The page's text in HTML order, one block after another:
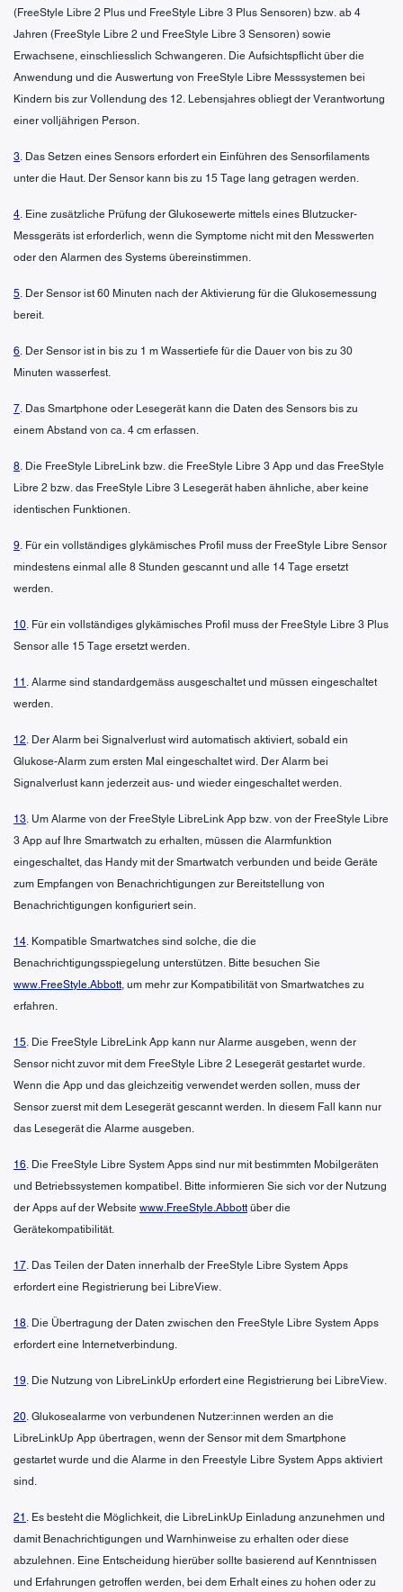
(FreeStyle Libre 2 Plus und FreeStyle Libre 3 Plus Sensoren) bzw. ab 4
Jahren (FreeStyle Libre 2 und FreeStyle Libre 3 Sensoren) sowie
Erwachsene, einschliesslich Schwangeren. Die Aufsichtspflicht über die
Anwendung und die Auswertung von FreeStyle Libre Messsystemen bei
Kindern bis zur Vollendung des 12. Lebensjahres obliegt der Verantwortung
einer volljährigen Person.
3. Das Setzen eines Sensors erfordert ein Einführen des Sensorfilaments
unter die Haut. Der Sensor kann bis zu 15 Tage lang getragen werden.
4. Eine zusätzliche Prüfung der Glukosewerte mittels eines Blutzucker-
Messgeräts ist erforderlich, wenn die Symptome nicht mit den Messwerten
oder den Alarmen des Systems übereinstimmen.
5. Der Sensor ist 60 Minuten nach der Aktivierung für die Glukosemessung
bereit.
6. Der Sensor ist in bis zu 1 m Wassertiefe für die Dauer von bis zu 30
Minuten wasserfest.
7. Das Smartphone oder Lesegerät kann die Daten des Sensors bis zu
einem Abstand von ca. 4 cm erfassen.
8. Die FreeStyle LibreLink bzw. die FreeStyle Libre 3 App und das FreeStyle
Libre 2 bzw. das FreeStyle Libre 3 Lesegerät haben ähnliche, aber keine
identischen Funktionen.
9. Für ein vollständiges glykämisches Profil muss der FreeStyle Libre Sensor
mindestens einmal alle 8 Stunden gescannt und alle 14 Tage ersetzt
werden.
10. Für ein vollständiges glykämisches Profil muss der FreeStyle Libre 3 Plus
Sensor alle 15 Tage ersetzt werden.
11 . Alarme sind standardgemäss ausgeschaltet und müssen eingeschaltet
werden.
12. Der Alarm bei Signalverlust wird automatisch aktiviert, sobald ein
Glukose-Alarm zum ersten Mal eingeschaltet wird. Der Alarm bei
Signalverlust kann jederzeit aus- und wieder eingeschaltet werden.
13. Um Alarme von der FreeStyle LibreLink App bzw. von der FreeStyle Libre
3 App auf Ihre Smartwatch zu erhalten, müssen die Alarmfunktion
eingeschaltet, das Handy mit der Smartwatch verbunden und beide Geräte
zum Empfangen von Benachrichtigungen zur Bereitstellung von
Benachrichtigungen konfiguriert sein.
14. Kompatible Smartwatches sind solche, die die
Benachrichtigungsspiegelung unterstützen. Bitte besuchen Sie
www.FreeStyle.Abbott, um mehr zur Kompatibilität von Smartwatches zu
erfahren.
15. Die FreeStyle LibreLink App kann nur Alarme ausgeben, wenn der
Sensor nicht zuvor mit dem FreeStyle Libre 2 Lesegerät gestartet wurde.
Wenn die App und das gleichzeitig verwendet werden sollen, muss der
Sensor zuerst mit dem Lesegerät gescannt werden. In diesem Fall kann nur
das Lesegerät die Alarme ausgeben.
16. Die FreeStyle Libre System Apps sind nur mit bestimmten Mobilgeräten
und Betriebssystemen kompatibel. Bitte informieren Sie sich vor der Nutzung
der Apps auf der Website www.FreeStyle.Abbott über die
Gerätekompatibilität.
17. Das Teilen der Daten innerhalb der FreeStyle Libre System Apps
erfordert eine Registrierung bei LibreView.
18. Die Übertragung der Daten zwischen den FreeStyle Libre System Apps
erfordert eine Internetverbindung.
19. Die Nutzung von LibreLinkUp erfordert eine Registrierung bei LibreView.
20. Glukosealarme von verbundenen Nutzer:innen werden an die
LibreLinkUp App übertragen, wenn der Sensor mit dem Smartphone
gestartet wurde und die Alarme in den Freestyle Libre System Apps aktiviert
sind.
21 . Es besteht die Möglichkeit, die LibreLinkUp Einladung anzunehmen und
damit Benachrichtigungen und Warnhinweise zu erhalten oder diese
abzulehnen. Eine Entscheidung hierüber sollte basierend auf Kenntnissen
und Erfahrungen getroffen werden, bei dem Erhalt eines zu hohen oder zu